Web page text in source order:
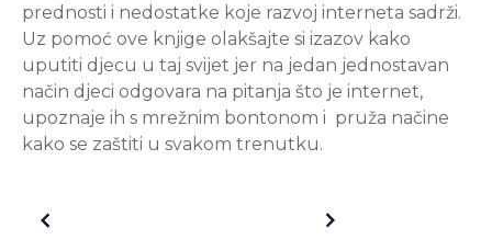
prednosti i nedostatke koje razvoj interneta sadrži.
Uz pomoć ove knjige olakšajte si izazov kako
uputiti djecu u taj svijet jer na jedan jednostavan
način djeci odgovara na pitanja što je internet,
upoznaje ih s mrežnim bontonom i pruža načine
kako se zaštiti u svakom trenutku.